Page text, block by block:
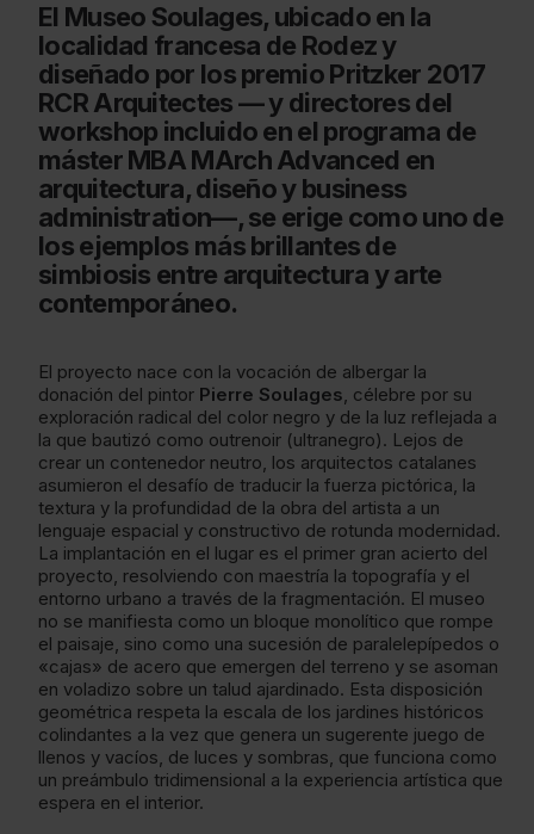
El Museo Soulages, ubicado en la
localidad francesa de Rodez y
diseñado por los premio Pritzker 2017
RCR Arquitectes — y directores del
workshop incluido en el programa de
máster MBA MArch Advanced en
arquitectura, diseño y business
administration—, se erige como uno de
los ejemplos más brillantes de
simbiosis entre arquitectura y arte
contemporáneo.
El proyecto nace con la vocación de albergar la
donación del pintor Pierre Soulages, célebre por su
exploración radical del color negro y de la luz reflejada a
la que bautizó como outrenoir (ultranegro). Lejos de
crear un contenedor neutro, los arquitectos catalanes
asumieron el desafío de traducir la fuerza pictórica, la
textura y la profundidad de la obra del artista a un
lenguaje espacial y constructivo de rotunda modernidad.
La implantación en el lugar es el primer gran acierto del
proyecto, resolviendo con maestría la topografía y el
entorno urbano a través de la fragmentación. El museo
no se manifiesta como un bloque monolítico que rompe
el paisaje, sino como una sucesión de paralelepípedos o
«cajas» de acero que emergen del terreno y se asoman
en voladizo sobre un talud ajardinado. Esta disposición
geométrica respeta la escala de los jardines históricos
colindantes a la vez que genera un sugerente juego de
llenos y vacíos, de luces y sombras, que funciona como
un preámbulo tridimensional a la experiencia artística que
espera en el interior.